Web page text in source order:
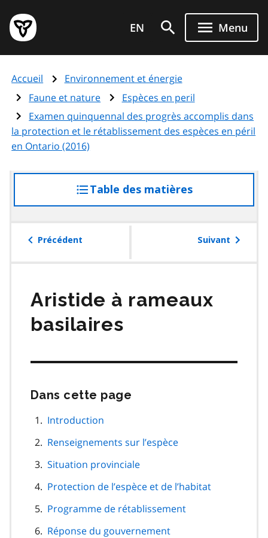
au
contenu
principal
Page
d'accueil
de
l'Ontario
EN Menu
Accueil
Environnement et énergie
Faune et nature
Espèces en peril
Examen quinquennal des progrès accomplis dans
la protection et le rétablissement des espèces en péril
en Ontario (2016)
Table des matières
à
table
Précédent Suivant
Aristide à rameaux
basilaires
Dans cette page
page
Introduction
Renseignements sur l’espèce
Situation provinciale
Protection de l’espèce et de l’habitat
Programme de rétablissement
Réponse du gouvernement